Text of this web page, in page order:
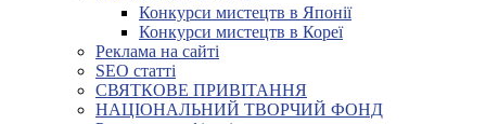
Конкурси мистецтв в Японії
Конкурси мистецтв в Кореї
Реклама на сайті
SEO статті
СВЯТКОВЕ ПРИВІТАННЯ
НАЦІОНАЛЬНИЙ ТВОРЧИЙ ФОНД